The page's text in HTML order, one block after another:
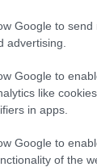
Google to send
advertising.
Google to
like
in apps.
Google to
of the
fűződik?
a vállam, az
viszont
királyt nem